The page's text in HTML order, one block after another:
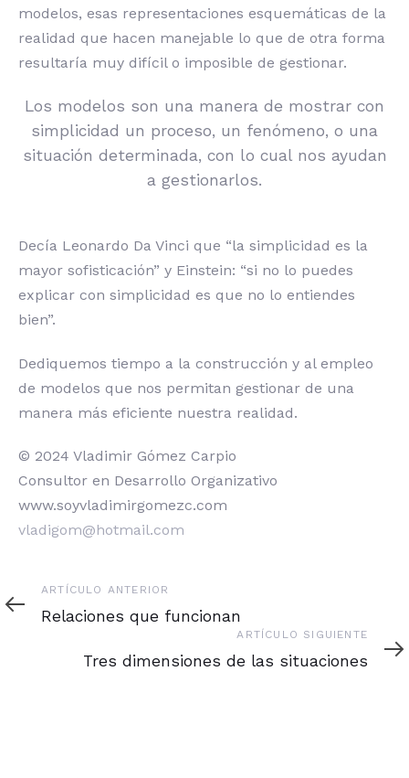
modelos, esas representaciones esquemáticas de la
realidad que hacen manejable lo que de otra forma
resultaría muy difícil o imposible de gestionar.
Los modelos son una manera de mostrar con
simplicidad un proceso, un fenómeno, o una
situación determinada, con lo cual nos ayudan
a gestionarlos.
Decía Leonardo Da Vinci que “la simplicidad es la
mayor sofisticación” y Einstein: “si no lo puedes
explicar con simplicidad es que no lo entiendes
bien”.
Dediquemos tiempo a la construcción y al empleo
de modelos que nos permitan gestionar de una
manera más eficiente nuestra realidad.
© 2024 Vladimir Gómez Carpio
Consultor en Desarrollo Organizativo
www.soyvladimirgomezc.com
vladigom@hotmail.com
Artículo
anterior
ARTÍCULO ANTERIOR
Relaciones que funcionan
siguiente
ARTÍCULO SIGUIENTE
Tres dimensiones de las situaciones